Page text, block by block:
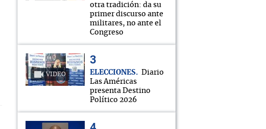
otra tradición: da su
primer discurso ante
militares, no ante el
Congreso
VIDEO ELECCIONES
Diario
Las Américas
presenta Destino
Político 2026